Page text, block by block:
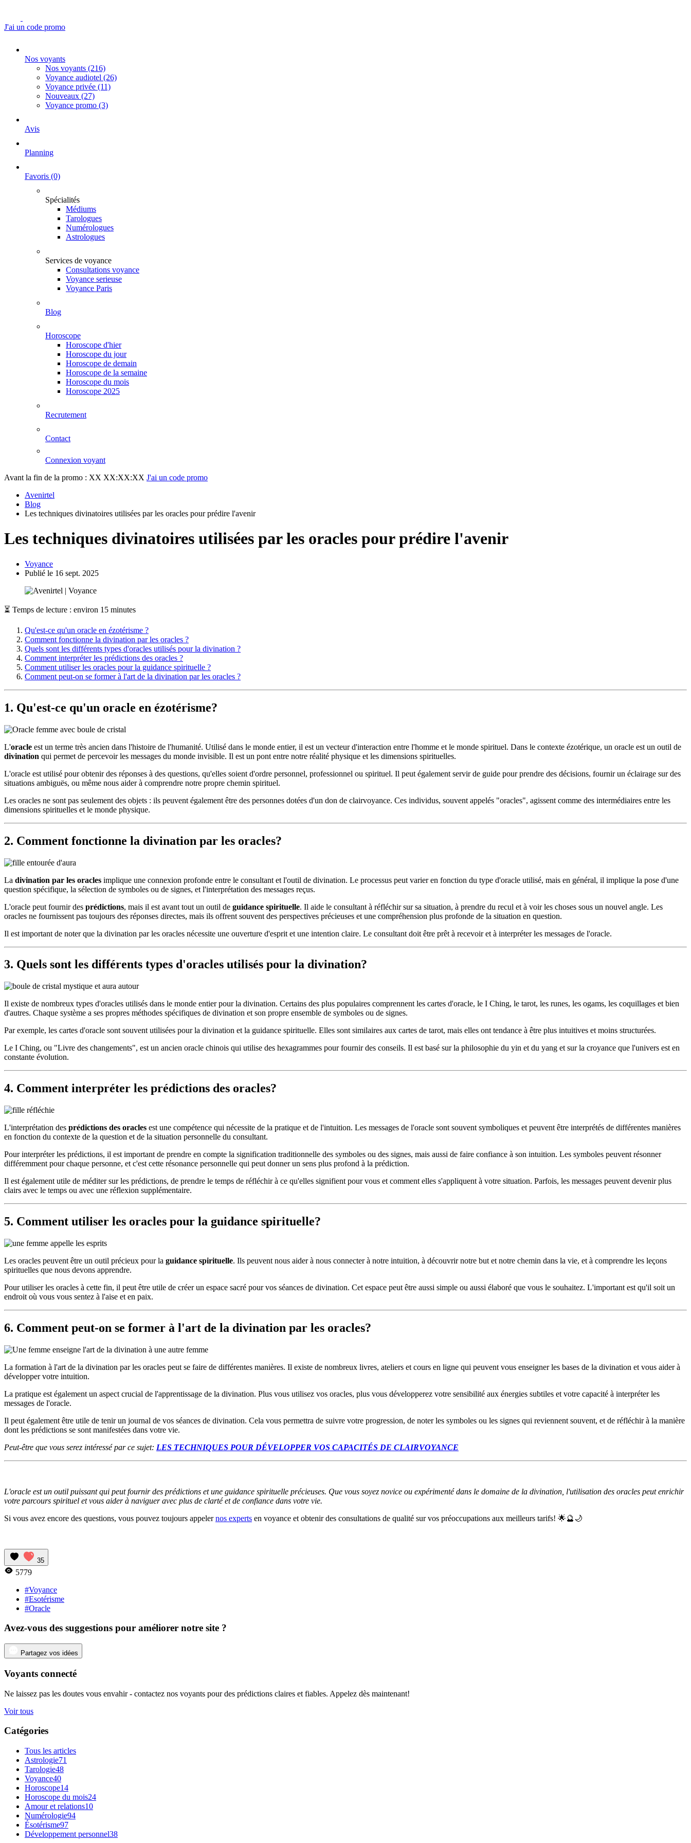
J'ai un code promo
Nos voyants
Nos voyants (216)
Voyance audiotel (26)
Voyance privée (11)
Nouveaux (27)
Voyance promo (3)
Avis
Planning
Favoris (0)
Spécialités
Médiums
Tarologues
Numérologues
Astrologues
Services de voyance
Consultations voyance
Voyance serieuse
Voyance Paris
Blog
Horoscope
Horoscope d'hier
Horoscope du jour
Horoscope de demain
Horoscope de la semaine
Horoscope du mois
Horoscope 2025
Recrutement
Contact
Connexion voyant
Avant la fin de la promo : XX XX:XX:XX J'ai un code promo
Avenirtel
Blog
Les techniques divinatoires utilisées par les oracles pour prédire l'avenir
Les techniques divinatoires utilisées par les oracles pour prédire l'avenir
Voyance
Publié le 16 sept. 2025
⏳ Temps de lecture : environ 15 minutes
Qu'est-ce qu'un oracle en ézotérisme ?
Comment fonctionne la divination par les oracles ?
Quels sont les différents types d'oracles utilisés pour la divination ?
Comment interpréter les prédictions des oracles ?
Comment utiliser les oracles pour la guidance spirituelle ?
Comment peut-on se former à l'art de la divination par les oracles ?
1. Qu'est-ce qu'un oracle en ézotérisme?
L'oracle est un terme très ancien dans l'histoire de l'humanité. Utilisé dans le monde entier, il est un vecteur d'interaction entre l'homme et le monde spirituel. Dans le contexte ézotérique, un oracle est un outil de
divination qui permet de percevoir les messages du monde invisible. Il est un pont entre notre réalité physique et les dimensions spirituelles.
L'oracle est utilisé pour obtenir des réponses à des questions, qu'elles soient d'ordre personnel, professionnel ou spirituel. Il peut également servir de guide pour prendre des décisions, fournir un éclairage sur des
situations ambiguës, ou même nous aider à comprendre notre propre chemin spirituel.
Les oracles ne sont pas seulement des objets : ils peuvent également être des personnes dotées d'un don de clairvoyance. Ces individus, souvent appelés "oracles", agissent comme des intermédiaires entre les
dimensions spirituelles et le monde physique.
2. Comment fonctionne la divination par les oracles?
La divination par les oracles implique une connexion profonde entre le consultant et l'outil de divination. Le processus peut varier en fonction du type d'oracle utilisé, mais en général, il implique la pose d'une
question spécifique, la sélection de symboles ou de signes, et l'interprétation des messages reçus.
L'oracle peut fournir des prédictions, mais il est avant tout un outil de guidance spirituelle. Il aide le consultant à réfléchir sur sa situation, à prendre du recul et à voir les choses sous un nouvel angle. Les
oracles ne fournissent pas toujours des réponses directes, mais ils offrent souvent des perspectives précieuses et une compréhension plus profonde de la situation en question.
Il est important de noter que la divination par les oracles nécessite une ouverture d'esprit et une intention claire. Le consultant doit être prêt à recevoir et à interpréter les messages de l'oracle.
3. Quels sont les différents types d'oracles utilisés pour la divination?
Il existe de nombreux types d'oracles utilisés dans le monde entier pour la divination. Certains des plus populaires comprennent les cartes d'oracle, le I Ching, le tarot, les runes, les ogams, les coquillages et bien
d'autres. Chaque système a ses propres méthodes spécifiques de divination et son propre ensemble de symboles ou de signes.
Par exemple, les cartes d'oracle sont souvent utilisées pour la divination et la guidance spirituelle. Elles sont similaires aux cartes de tarot, mais elles ont tendance à être plus intuitives et moins structurées.
Le I Ching, ou "Livre des changements", est un ancien oracle chinois qui utilise des hexagrammes pour fournir des conseils. Il est basé sur la philosophie du yin et du yang et sur la croyance que l'univers est en
constante évolution.
4. Comment interpréter les prédictions des oracles?
L'interprétation des prédictions des oracles est une compétence qui nécessite de la pratique et de l'intuition. Les messages de l'oracle sont souvent symboliques et peuvent être interprétés de différentes manières
en fonction du contexte de la question et de la situation personnelle du consultant.
Pour interpréter les prédictions, il est important de prendre en compte la signification traditionnelle des symboles ou des signes, mais aussi de faire confiance à son intuition. Les symboles peuvent résonner
différemment pour chaque personne, et c'est cette résonance personnelle qui peut donner un sens plus profond à la prédiction.
Il est également utile de méditer sur les prédictions, de prendre le temps de réfléchir à ce qu'elles signifient pour vous et comment elles s'appliquent à votre situation. Parfois, les messages peuvent devenir plus
clairs avec le temps ou avec une réflexion supplémentaire.
5. Comment utiliser les oracles pour la guidance spirituelle?
Les oracles peuvent être un outil précieux pour la guidance spirituelle. Ils peuvent nous aider à nous connecter à notre intuition, à découvrir notre but et notre chemin dans la vie, et à comprendre les leçons
spirituelles que nous devons apprendre.
Pour utiliser les oracles à cette fin, il peut être utile de créer un espace sacré pour vos séances de divination. Cet espace peut être aussi simple ou aussi élaboré que vous le souhaitez. L'important est qu'il soit un
endroit où vous vous sentez à l'aise et en paix.
6. Comment peut-on se former à l'art de la divination par les oracles?
La formation à l'art de la divination par les oracles peut se faire de différentes manières. Il existe de nombreux livres, ateliers et cours en ligne qui peuvent vous enseigner les bases de la divination et vous aider à
développer votre intuition.
La pratique est également un aspect crucial de l'apprentissage de la divination. Plus vous utilisez vos oracles, plus vous développerez votre sensibilité aux énergies subtiles et votre capacité à interpréter les
messages de l'oracle.
Il peut également être utile de tenir un journal de vos séances de divination. Cela vous permettra de suivre votre progression, de noter les symboles ou les signes qui reviennent souvent, et de réfléchir à la manière
dont les prédictions se sont manifestées dans votre vie.
Peut-être que vous serez intéressé par ce sujet: LES TECHNIQUES POUR DÉVELOPPER VOS CAPACITÉS DE CLAIRVOYANCE
L'oracle est un outil puissant qui peut fournir des prédictions et une guidance spirituelle précieuses. Que vous soyez novice ou expérimenté dans le domaine de la divination, l'utilisation des oracles peut enrichir
votre parcours spirituel et vous aider à naviguer avec plus de clarté et de confiance dans votre vie.
Si vous avez encore des questions, vous pouvez toujours appelernos experts en voyance et obtenir des consultations de qualité sur vos préoccupations aux meilleurs tarifs! 🌟🔮🌙
35
5779
#Voyance
#Esotérisme
#Oracle
Avez-vous des suggestions pour améliorer notre site ?
Partagez vos idées
Voyants connecté
Ne laissez pas les doutes vous envahir - contactez nos voyants pour des prédictions claires et fiables. Appelez dès maintenant!
Voir tous
Catégories
Tous les articles
Astrologie71
Tarologie48
Voyance40
Horoscope14
Horoscope du mois24
Amour et relations10
Numérologie94
Ésotérisme97
Développement personnel38